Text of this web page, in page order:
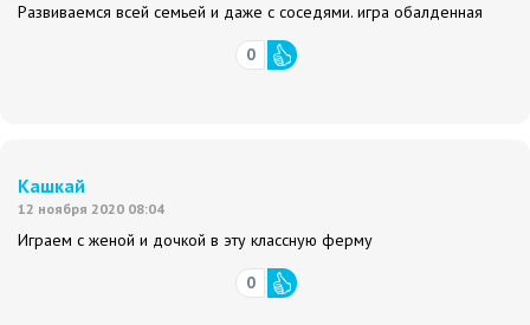
Развиваемся всей семьей и даже с соседями. игра обалденная
0
Кашкай
12 ноября 2020 08:04
Играем с женой и дочкой в эту классную ферму
0